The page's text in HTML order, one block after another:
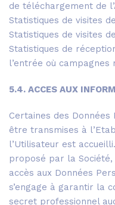
de téléchargement de
Statistiques de visites
Statistiques de visites
Statistiques de
l’entrée où campagnes
5.4. ACCES AUX
Certaines des
être transmises à
l’Utilisateur est
proposé par la
accès aux Données
s’engage à garantir la
secret professionnel